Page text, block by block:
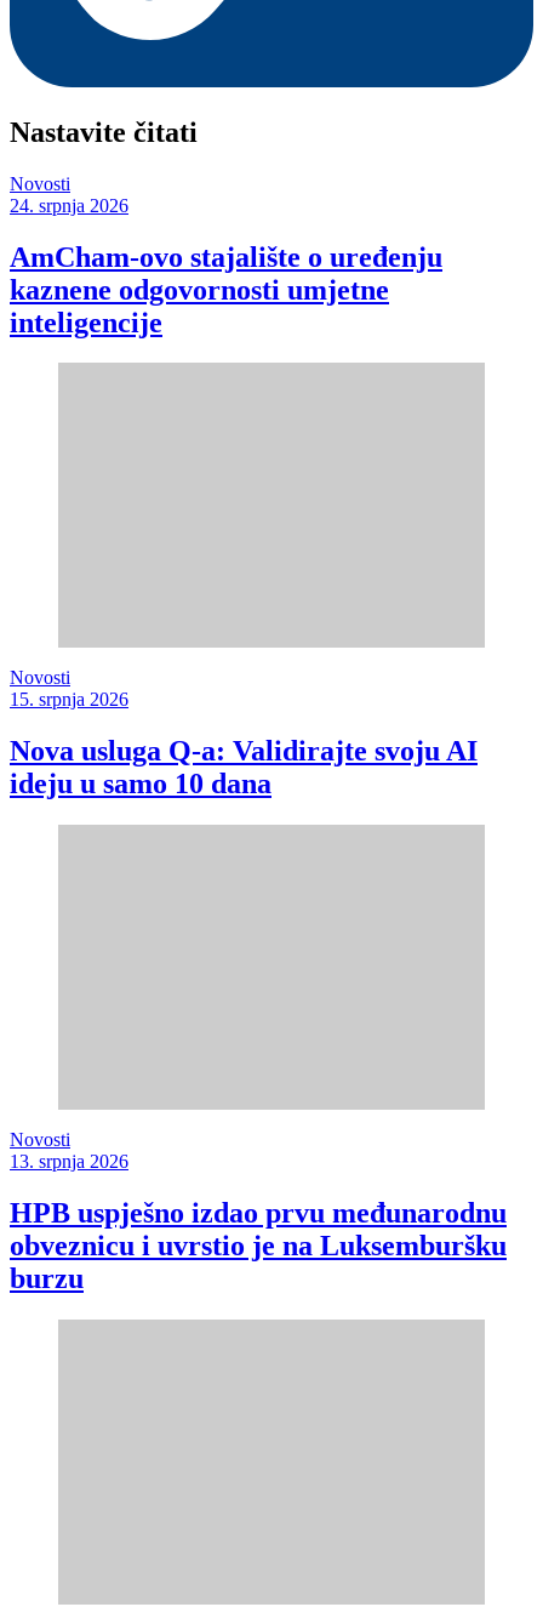
Nastavite čitati
Novosti
24. srpnja 2026
AmCham-ovo stajalište o uređenju
kaznene odgovornosti umjetne
inteligencije
Novosti
15. srpnja 2026
Nova usluga Q-a: Validirajte svoju AI
ideju u samo 10 dana
Novosti
13. srpnja 2026
HPB uspješno izdao prvu međunarodnu
obveznicu i uvrstio je na Luksemburšku
burzu